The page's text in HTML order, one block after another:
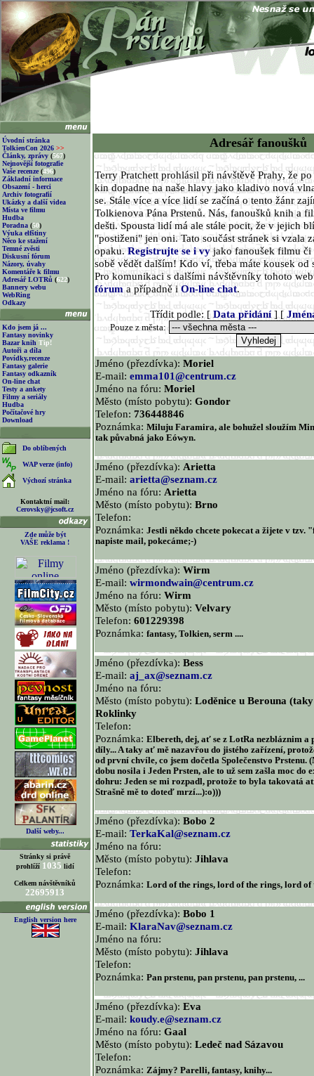
Úvodní stránka
TolkienCon 2026 >>
Články, zprávy (567)
Nejnovější fotografie
Vaše recenze (496)
Základní informace
Obsazení - herci
Archiv fotografií
Ukázky a další videa
Místa ve filmu
Hudba
Poradna (50)
Výuka elfštiny
Něco ke stažení
Temné zvěsti
Diskusní fórum
Názory, úvahy
Komentáře k filmu
Adresář LOTRů (622)
Bannery webu
WebRing
Odkazy
Kdo jsem já ...
Fantasy novinky
Bazar knih Tip!
Autoři a díla
Povídky,recenze
Fantasy galerie
Fantasy odkazník
On-line chat
Testy a ankety
Filmy a seriály
Hudba
Počítačové hry
Download
Do oblíbených
WAP verze (info)
Výchozí stránka
Kontaktní mail:
Cerovsky@jcsoft.cz
Zde může být
VAŠE reklama !
Další weby...
Stránky si právě
prohlíží 1035 lidí
Celkem návštěvníků
22695913
English version here
Adresář fanoušků
Terry Pratchett prohlásil při návštěvě Prahy, že
kin dopadne na naše hlavy jako kladivo nová
se. Stále více a více lidí se začíná o tento žánr
Tolkienova Pána Prstenů. Nás, fanoušků knih a
dešti. Spousta lidí má ale stále pocit, že v jejich
"postiženi" jen oni. Tato součást stránek si vzala
opaku.Registrujte se i vyjako fanoušek filmu či
sobě vědět dalším! Kdo ví, třeba máte kousek od
Pro komunikaci s dalšími návštěvníky tohoto
fóruma případně iOn-line chat.
Třídit podle: [ Data přidání] [
Pouze z města:
Jméno (přezdívka): Moriel
E-mail: emma101@centrum.cz
Jméno na fóru: Moriel
Město (místo pobytu): Gondor
Telefon: 736448846
Poznámka: Miluju Faramira, ale bohužel sloužím
tak půvabná jako Eówyn.
Jméno (přezdívka): Arietta
E-mail: arietta@seznam.cz
Jméno na fóru: Arietta
Město (místo pobytu): Brno
Telefon:
Poznámka: Jestli někdo chcete pokecat a žijete v
napiste mail, pokecáme;-)
Jméno (přezdívka): Wirm
E-mail: wirmondwain@centrum.cz
Jméno na fóru: Wirm
Město (místo pobytu): Velvary
Telefon: 601229398
Poznámka: fantasy, Tolkien, serm ....
Jméno (přezdívka): Bess
E-mail: aj_ax@seznam.cz
Jméno na fóru:
Město (místo pobytu): Loděnice u Berouna
Roklinky
Telefon:
Poznámka: Elbereth, dej, ať se z LotRa nezbláznim a
díly... A taky ať mě nazavřou do jistého zařízení,
od první chvíle, co jsem dočetla Společenstvo Prstenu.
dobu nosila i Jeden Prsten, ale to už sem zašla moc do
dohru: Jeden se mi rozpadl, protože to byla takovatá
Strašně mě to doteď mrzí...):o)))
Jméno (přezdívka): Bobo 2
E-mail: TerkaKal@seznam.cz
Jméno na fóru:
Město (místo pobytu): Jihlava
Telefon:
Poznámka: Lord of the rings, lord of the rings, lord of
Jméno (přezdívka): Bobo 1
E-mail: KlaraNav@seznam.cz
Jméno na fóru:
Město (místo pobytu): Jihlava
Telefon:
Poznámka: Pan prstenu, pan prstenu, pan prstenu, ...
Jméno (přezdívka): Eva
E-mail: koudy.e@seznam.cz
Jméno na fóru: Gaal
Město (místo pobytu): Ledeč nad Sázavou
Telefon:
Poznámka: Zájmy? Parelli, fantasy, knihy...